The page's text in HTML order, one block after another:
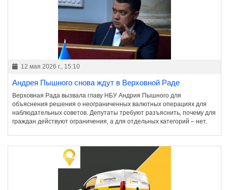
12 мая 2026 г., 15:10
Андрея Пышного снова ждут в Верховной Раде
Верховная Рада вызвала главу НБУ Андрия Пышного для
объяснения решения о неограниченных валютных операциях для
наблюдательных советов. Депутаты требуют разъяснить, почему для
граждан действуют ограничения, а для отдельных категорий – нет.